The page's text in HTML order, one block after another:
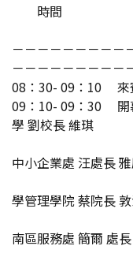
時間 活
主持人
－－－－－－－－－
－－－－－－－－－
08：30- 09：10 來
09：10- 09：
學 劉校長 維琪
經
中小企業處 汪處長
中
學管理學院 蔡院長
資
南區服務處 簡爾 處長